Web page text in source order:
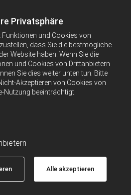
Privatsphäre
Funktionen und Cookies von
dass Sie die bestmögliche
Website haben. Wenn Sie die
und Cookies von Drittanbietern
Sie dies weiter unten tun. Bitte
Akzeptieren von Cookies von
Nutzung beeinträchtigt.
Alle akzeptieren